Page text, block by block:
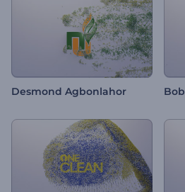
Desmond Agbonlahor Bob